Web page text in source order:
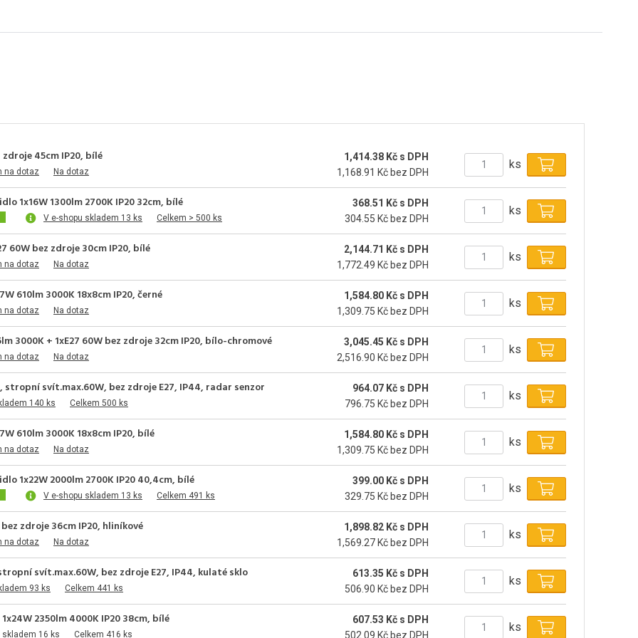
45cm IP20, bílé
na dotaz Na dotaz
1,414.38 Kč s DPH
1,168.91 Kč bez DPH
ks
1x16W 1300lm 2700K IP20 32cm, bílé
V e-shopu skladem 13 ks Celkem > 500 ks
368.51 Kč s DPH
304.55 Kč bez DPH
ks
60W bez zdroje 30cm IP20, bílé
na dotaz Na dotaz
2,144.71 Kč s DPH
1,772.49 Kč bez DPH
ks
610lm 3000K 18x8cm IP20, černé
na dotaz Na dotaz
1,584.80 Kč s DPH
1,309.75 Kč bez DPH
ks
3000K + 1xE27 60W bez zdroje 32cm IP20, bílo-chromové
na dotaz Na dotaz
3,045.45 Kč s DPH
2,516.90 Kč bez DPH
ks
stropní svít.max.60W, bez zdroje E27, IP44, radar senzor
140 ks Celkem 500 ks
964.07 Kč s DPH
796.75 Kč bez DPH
ks
610lm 3000K 18x8cm IP20, bílé
na dotaz Na dotaz
1,584.80 Kč s DPH
1,309.75 Kč bez DPH
ks
1x22W 2000lm 2700K IP20 40,4cm, bílé
V e-shopu skladem 13 ks Celkem 491 ks
399.00 Kč s DPH
329.75 Kč bez DPH
ks
zdroje 36cm IP20, hliníkové
na dotaz Na dotaz
1,898.82 Kč s DPH
1,569.27 Kč bez DPH
ks
svít.max.60W, bez zdroje E27, IP44, kulaté sklo
93 ks Celkem 441 ks
613.35 Kč s DPH
506.90 Kč bez DPH
ks
2350lm 4000K IP20 38cm, bílé
skladem 16 ks Celkem 416 ks
607.53 Kč s DPH
502.09 Kč bez DPH
ks